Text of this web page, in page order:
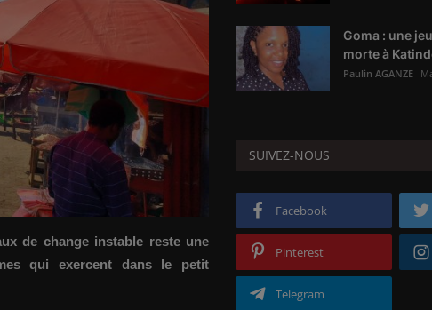
de change instable reste une
qui exercent dans le petit
Goma : une
morte à
Paulin AGANZE
SUIVEZ-NOUS
Facebook
Pinterest
Telegram